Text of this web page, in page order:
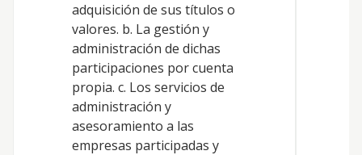
adquisición de sus títulos o
valores. b. La gestión y
administración de dichas
participaciones por cuenta
propia. c. Los servicios de
administración y
asesoramiento a las
empresas participadas y